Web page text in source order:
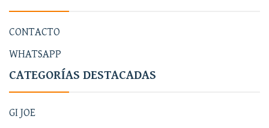
CONTACTO
WHATSAPP
CATEGORÍAS DESTACADAS
GI JOE